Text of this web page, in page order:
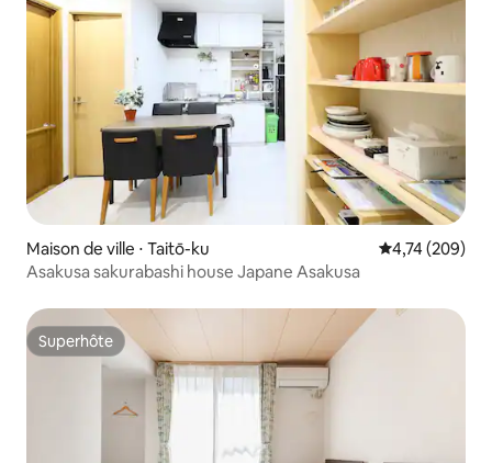
Maison de ville ⋅ Taitō-ku Évaluation
4,74 (209)
Asakusa sakurabashi house Japane Asakusa
Superhôte
Superhôte